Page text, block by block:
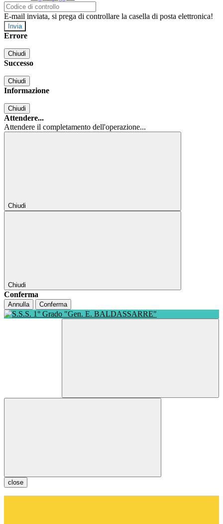
E-mail inviata, si prega di controllare la casella di posta elettronica!
Errore
Chiudi
Successo
Chiudi
Informazione
Chiudi
Attendere...
Attendere il completamento dell'operazione...
Chiudi
Chiudi
Conferma
Annulla Conferma
close